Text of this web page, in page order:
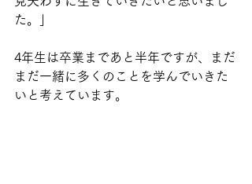
た。」
4年生は卒業まであと半年ですが、まだ
まだ一緒に多くのことを学んでいきた
いと考えています。